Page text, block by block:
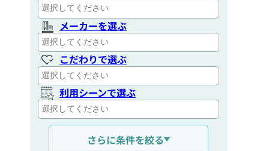
メーカーを選ぶ
こだわりで選ぶ
利用シーンで選ぶ
通信距離を選ぶ
さらに条件を絞る